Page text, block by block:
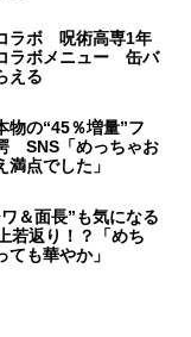
ラボ 呪術高専1年
ラボメニュー 缶バ
える
物の“45％増量”フ
SNS「めっちゃお
点でした」
＆面長”も気になる
若返り！？「めち
も華やか」